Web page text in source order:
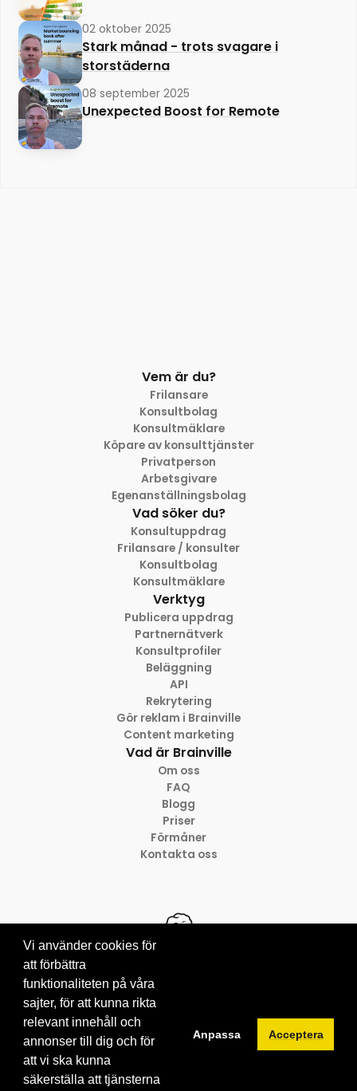
02 oktober 2025
Stark månad - trots svagare i
storstäderna
08 september 2025
Unexpected Boost for Remote
Vem är du?
Frilansare
Konsultbolag
Konsultmäklare
Köpare av konsulttjänster
Privatperson
Arbetsgivare
Egenanställningsbolag
Vad söker du?
Konsultuppdrag
Frilansare / konsulter
Konsultbolag
Konsultmäklare
Verktyg
Publicera uppdrag
Partnernätverk
Konsultprofiler
Beläggning
API
Rekrytering
Gör reklam i Brainville
Content marketing
Vad är Brainville
Om oss
FAQ
Blogg
Priser
Förmåner
Kontakta oss
© 2012-2026 Brainville AB
Villkor för tjänsten
Cookies
Vi använder cookies för
att förbättra
funktionaliteten på våra
sajter, för att kunna rikta
relevant innehåll och
annonser till dig och för
att vi ska kunna
säkerställa att tjänsterna
Anpassa Acceptera